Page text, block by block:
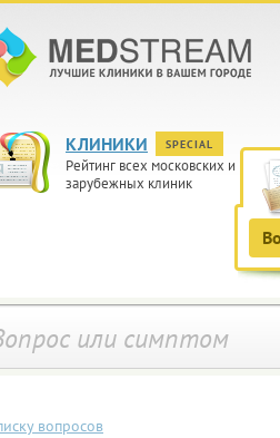
КЛИНИКИ SPECIAL
Рейтинг всех московских и
зарубежных клиник
вопросов